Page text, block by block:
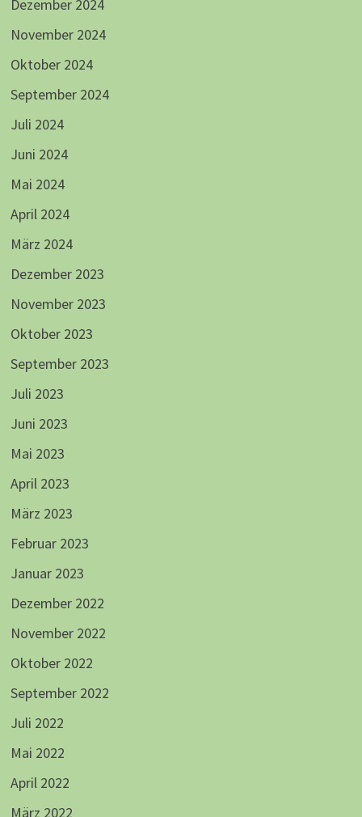
Dezember 2024
November 2024
Oktober 2024
September 2024
Juli 2024
Juni 2024
Mai 2024
April 2024
März 2024
Dezember 2023
November 2023
Oktober 2023
September 2023
Juli 2023
Juni 2023
Mai 2023
April 2023
März 2023
Februar 2023
Januar 2023
Dezember 2022
November 2022
Oktober 2022
September 2022
Juli 2022
Mai 2022
April 2022
März 2022